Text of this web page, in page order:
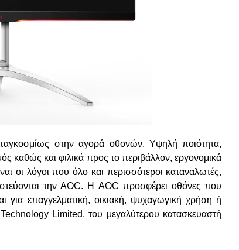
στηναγορά οθονών. Υψηλή ποιότητα,
καθώς και φιλικά προς το περιβάλλον, εργονομικά
οι λόγοι που όλο και περισσότεροι καταναλωτές,
τηνAOC. ΗAOC προσφέρει οθόνες που
για επαγγελματική, οικιακή, ψυχαγωγική χρήση ή
Limited,του μεγαλύτερου κατασκευαστή